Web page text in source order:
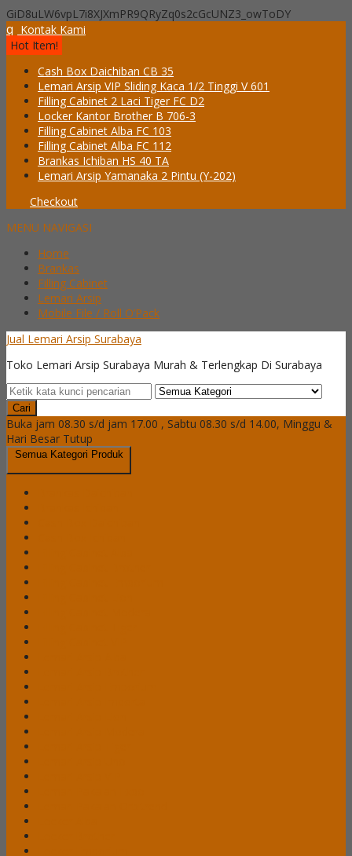
GiD8uLW6vpL7i8XJXmPR9QRyZq0s2cGcUNZ3_owToDY
q Kontak Kami
Hot Item!
Cash Box Daichiban CB 35
Lemari Arsip VIP Sliding Kaca 1/2 Tinggi V 601
Filling Cabinet 2 Laci Tiger FC D2
Locker Kantor Brother B 706-3
Filling Cabinet Alba FC 103
Filling Cabinet Alba FC 112
Brankas Ichiban HS 40 TA
Lemari Arsip Yamanaka 2 Pintu (Y-202)
Checkout
MENU NAVIGASI
Home
Brankas
Filling Cabinet
Lemari Arsip
Mobile File / Roll O’Pack
Jual Lemari Arsip Surabaya
Toko Lemari Arsip Surabaya Murah & Terlengkap Di Surabaya
Cari
Buka jam 08.30 s/d jam 17.00 , Sabtu 08.30 s/d 14.00, Minggu &
Hari Besar Tutup
Semua Kategori Produk